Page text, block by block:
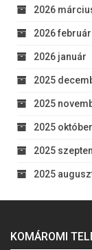
2026
2026 február
2026 január
2025
2025
2025 október
2025
2025
KOMÁROMI